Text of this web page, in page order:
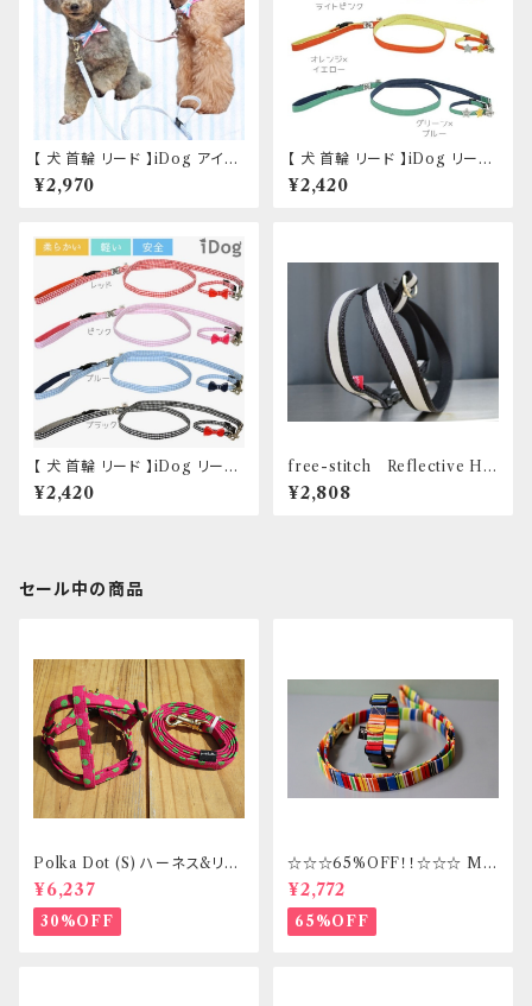
【 犬 首輪 リード 】iDog アイド
ッグ リード・カラーセット ピンボ
ーダー×パステルボーダーリボン
¥2,970
【 犬 首輪 リード 】iDog リー
ド・カラーセット スター×ツートン
デニム Mサイズ
¥2,420
【 犬 首輪 リード 】iDog リー
ド・カラーセット リボン付ギンガ
ムチェック Mサイズ
¥2,420
free-stitch Reflective Ha
rness
¥2,808
セール中の商品
Polka Dot (S) ハーネス&リー
ドセット _ フントヒュッテオリジ
ナル
¥6,237
30%OFF
☆☆☆65%OFF！！☆☆☆ Mサ
イズ 首輪&リードセット _ フント
ヒュッテオリジナル
¥2,772
65%OFF